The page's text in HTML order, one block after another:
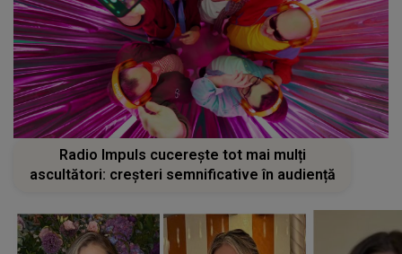
Radio Impuls cucerește tot mai mulți
ascultători: creșteri semnificative în audiență